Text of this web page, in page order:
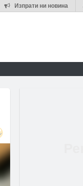
Изпрати ни новина